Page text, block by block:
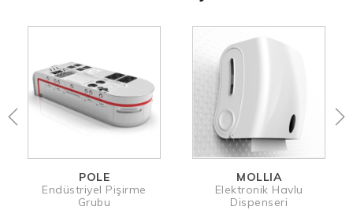
MOLLIA
Elektronik Havlu
Dispenseri
WINDSTOR
Rüzgar-Kesicili Dikey
Tente